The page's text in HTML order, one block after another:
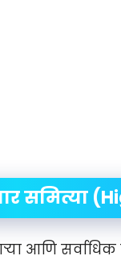
समित्या
आणि सर्वाधिक